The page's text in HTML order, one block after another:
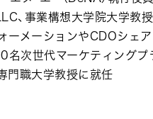
、事業構想大学院大学教
ーメーションやCDOシェ
名次世代マーケティング
門職大学教授に就任